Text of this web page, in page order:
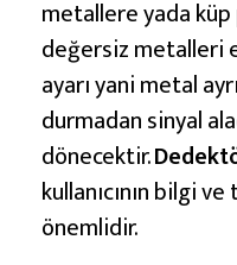
metallere yada küp
değersiz metalleri
ayarı yani metal
durmadan sinyal
dönecektir.
kullanıcının bilgi
önemlidir.